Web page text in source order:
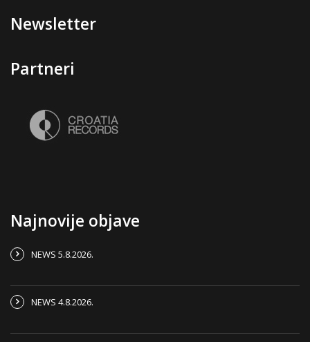
Newsletter
Partneri
Najnovije objave
NEWS 5.8.2026.
NEWS 4.8.2026.